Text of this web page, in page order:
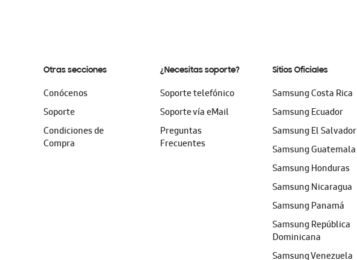
Otras secciones
Conócenos
Soporte
Condiciones de
Compra
¿Necesitas soporte?
Soporte telefónico
Soporte vía eMail
Preguntas
Frecuentes
Sitios Oficiales
Samsung Costa Rica
Samsung Ecuador
Samsung El Salvador
Samsung Guatemala
Samsung Honduras
Samsung Nicaragua
Samsung Panamá
Samsung República
Dominicana
Samsung Venezuela